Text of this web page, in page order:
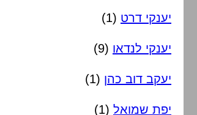
יענקי דרט (1)
יענקי לנדאו (9)
יעקב דוב כהן (1)
יפת שמואל (1)